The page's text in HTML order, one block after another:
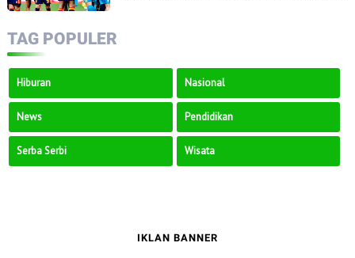
TAG POPULER
Hiburan Nasional
News Pendidikan
Serba Serbi Wisata
IKLAN BANNER